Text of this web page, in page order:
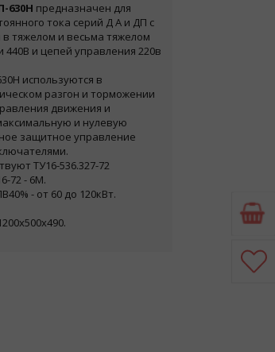
630Н предназначен для
тока серий Д А и ДП с
тяжелом и весьма тяжелом
и цепей управления 220в
используются в
разгон и торможении
движения и
и нулевую
защитное управление
ТУ16-536.327-72
72 - 6М.
- от 60 до 120кВт.